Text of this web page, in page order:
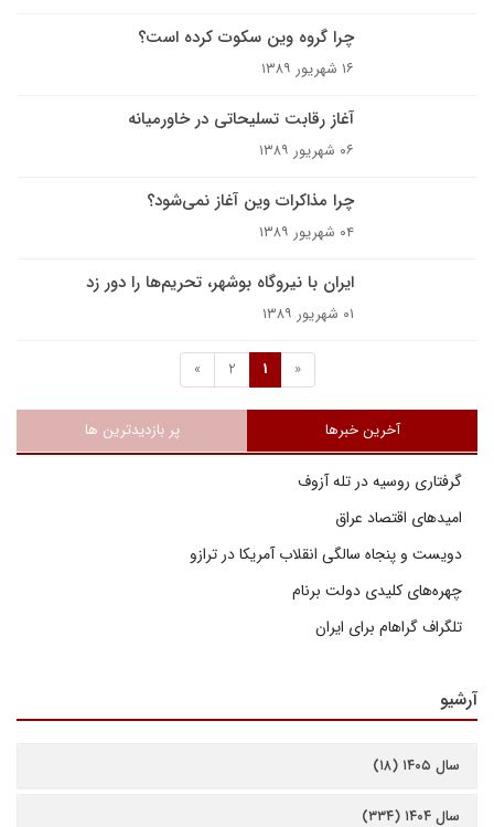
چرا گروه وین سکوت کرده است؟
۱۶ شهریور ۱۳۸۹
آغاز رقابت تسليحاتى در خاورميانه
۰۶ شهریور ۱۳۸۹
چرا مذاکرات وین آغاز نمی‌شود؟
۰۴ شهریور ۱۳۸۹
ایران با نیروگاه بوشهر، تحریم‌ها را دور زد
۰۱ شهریور ۱۳۸۹
«
1
2
»
آخرین خبرها پر بازدیدترین ها
گرفتاری روسیه در تله آزوف
امیدهای اقتصاد عراق
دویست و پنجاه سالگی انقلاب آمریکا در ترازو
چهره‌های کلیدی دولت برنام
تلگراف گراهام برای ایران
آرشیو
سال ۱۴۰۵ (۱۸)
سال ۱۴۰۴ (۳۳۴)